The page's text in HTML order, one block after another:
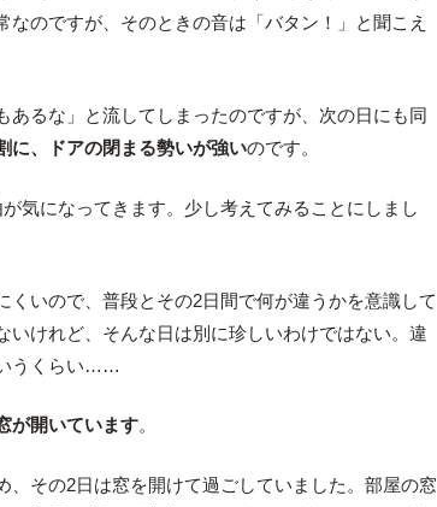
なのですが、そのときの音は「バタン！」と聞こえ
あるな」と流してしまったのですが、次の日にも同
に、ドアの閉まる勢いが強いのです。
気になってきます。少し考えてみることにしまし
くいので、普段とその2日間で何が違うかを意識して
いけれど、そんな日は別に珍しいわけではない。違
うくらい……
が開いています。
、その2日は窓を開けて過ごしていました。部屋の窓